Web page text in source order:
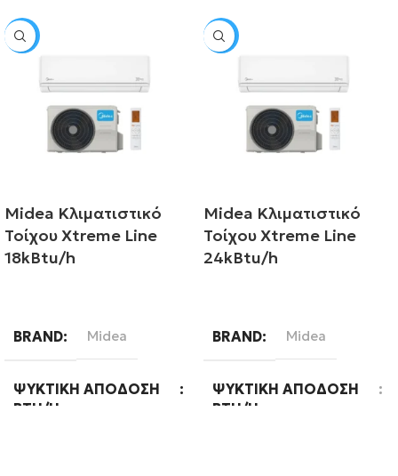
SALE
Midea Κλιματιστικό
Τοίχου Xtreme Line
18kBtu/h
BRAND Midea
ΨΥΚΤΙΚΉ ΑΠΌΔΟΣΗ
BTU/H
SALE
Midea Κλιματιστικό
Τοίχου Xtreme Line
24kBtu/h
BRAND Midea
ΨΥΚΤΙΚΉ ΑΠΌΔΟΣΗ
BTU/H